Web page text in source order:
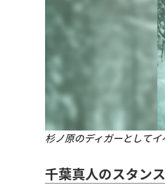
杉ノ原のディガーとして
千葉真人のスタン